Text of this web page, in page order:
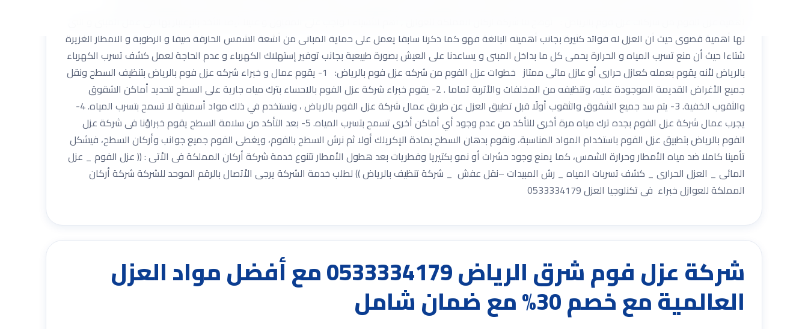
لها أهمية قصوى حيث أن العزل له فوائد كثيرة بجانب أهميته البالغة فهو كما ذكرنا سابقا يعمل على حماية المبانى من أشعة الشمس الحارقة صيفا و الرطوبة و الامطار الغزيرة
شتاءا حيث أن منع تسرب المياه و الحرارة يحمى كل ما بداخل المبنى و يساعدنا على العيش بصورة طبيعية بجانب توفير إستهلاك الكهرباء و عدم الحاجة لعمل كشف تسرب الكهرباء
بالرياض لأنه يقوم بعمله كعازل حرارى أو عازل مائى ممتاز خطوات عزل الفوم من شركه عزل فوم بالرياض: 1- يقوم عمال و خبراء شركه عزل فوم بالرياض بتنظيف السطح ونقل
جميع الأغراض القديمة الموجودة عليه، وتنظيفه من المخلفات والأتربة تماما . 2- يقوم خبراء شركة عزل الفوم بالاحساء بترك مياه جارية على السطح لتحديد أماكن الشقوق
والثقوب الخفية. 3- يتم سد جميع الشقوق والثقوب أولًا قبل تطبيق العزل عن طريق عمال شركة عزل الفوم بالرياض ، ونستخدم في ذلك مواد أسمنتية لا تسمح بتسرب المياه. 4-
يجرب عمال شركة عزل الفوم بجده ترك مياه مرة أخرى للتأكد من عدم وجود أي أماكن أخرى تسمح بتسرب المياه. 5- بعد التأكد من سلامة السطح يقوم خبراؤنا فى شركة عزل
الفوم بالرياض بتطبيق عزل الفوم باستخدام المواد المناسبة، ونقوم بدهان السطح بمادة الإكريلك أولا ثم نرش السطح بالفوم، ويغطى الفوم جميع جوانب وأركان السطح، فيشكل
تأمينا كاملا ضد مياه الأمطار وحرارة الشمس، كما يمنع وجود حشرات أو نمو بكتيريا وفطريات بعد هطول الأمطار تتنوع خدمة شركة أركان المملكة فى الاْتى : (( عزل الفوم _ عزل
المائى _ العزل الحرارى _ كشف تسربات المياه _ رش المبيدات –نقل عفش _ شركة تنظيف بالرياض )) لطلب خدمة الشركة يرجى الاْتصال بالرقم الموحد للشركة شركة أركان
المملكة للعوازل خبراء فى تكنلوجيا العزل 0533334179
شركة عزل فوم شرق الرياض 0533334179 مع أفضل مواد العزل
العالمية مع خصم 30% مع ضمان شامل